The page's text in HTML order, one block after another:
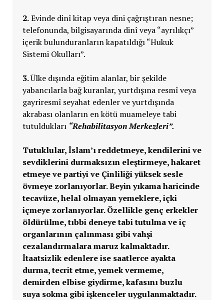
2.Evinde dinî kitap veya dini çağrıştıran nesne;
telefonunda, bilgisayarında dinî veya “ayrılıkçı”
içerik bulunduranların kapatıldığı “Hukuk
Sistemi Okulları”.
3.Ülke dışında eğitim alanlar, bir şekilde
yabancılarla bağ kuranlar, yurtdışına resmî veya
gayriresmî seyahat edenler ve yurtdışında
akrabası olanların en kötü muameleye tabi
tutuldukları “Rehabilitasyon Merkezleri”.
Tutuklular, İslam’ı reddetmeye, kendilerini ve
sevdiklerini durmaksızın eleştirmeye, hakaret
etmeye ve partiyi ve Çinliliği yüksek sesle
övmeye zorlanıyorlar. Beyin yıkama haricinde
tecavüze, helal olmayan yemeklere, içki
içmeye zorlanıyorlar. Özellikle genç erkekler
öldürülme, tıbbi deneye tabi tutulma ve iç
organlarının çalınması gibi vahşi
cezalandırmalara maruz kalmaktadır.
İtaatsizlik edenlere ise saatlerce ayakta
durma, tecrit etme, yemek vermeme,
demirden elbise giydirme, kafasını buzlu
suya sokma gibi işkenceler uygulanmaktadır.